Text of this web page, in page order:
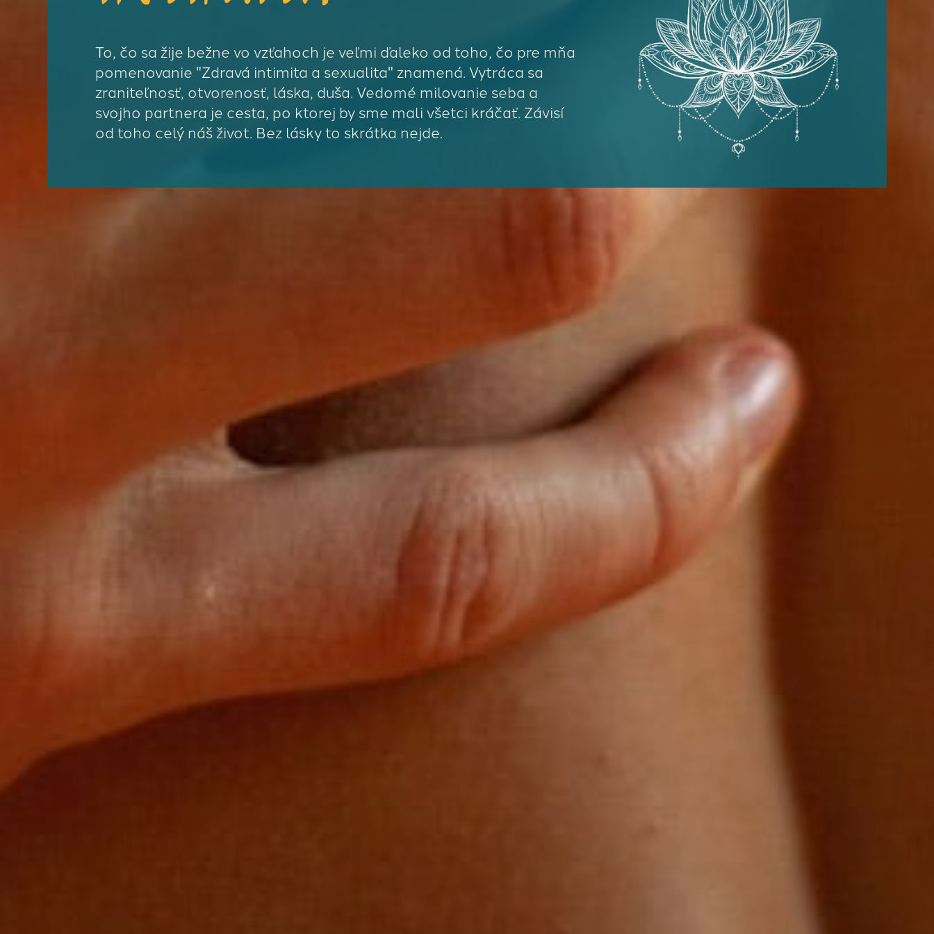
To, čo sa žije bežne vo vzťahoch je veľmi ďaleko od toho, čo pre mňa
pomenovanie "Zdravá intimita a sexualita" znamená. Vytráca sa
zraniteľnosť, otvorenosť, láska, duša. Vedomé milovanie seba a
svojho partnera je cesta, po ktorej by sme mali všetci kráčať. Závisí
od toho celý náš život. Bez lásky to skrátka nejde.